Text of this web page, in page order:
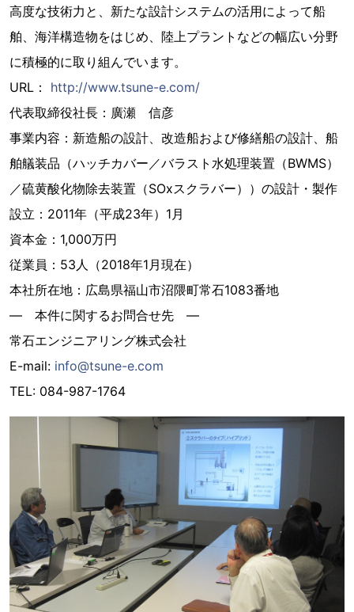
高度な技術力と、新たな設計システムの活用によって船
舶、海洋構造物をはじめ、陸上プラントなどの幅広い分野
に積極的に取り組んでいます。
URL： http://www.tsune-e.com/
代表取締役社長：廣瀬 信彦
事業内容：新造船の設計、改造船および修繕船の設計、船
舶艤装品（ハッチカバー／バラスト水処理装置（BWMS）
／硫黄酸化物除去装置（SOxスクラバー））の設計・製作
設立：2011年（平成23年）1月
資本金：1,000万円
従業員：53人（2018年1月現在）
本社所在地：広島県福山市沼隈町常石1083番地
― 本件に関するお問合せ先 ―
常石エンジニアリング株式会社
E-mail: info@tsune-e.com
TEL: 084-987-1764